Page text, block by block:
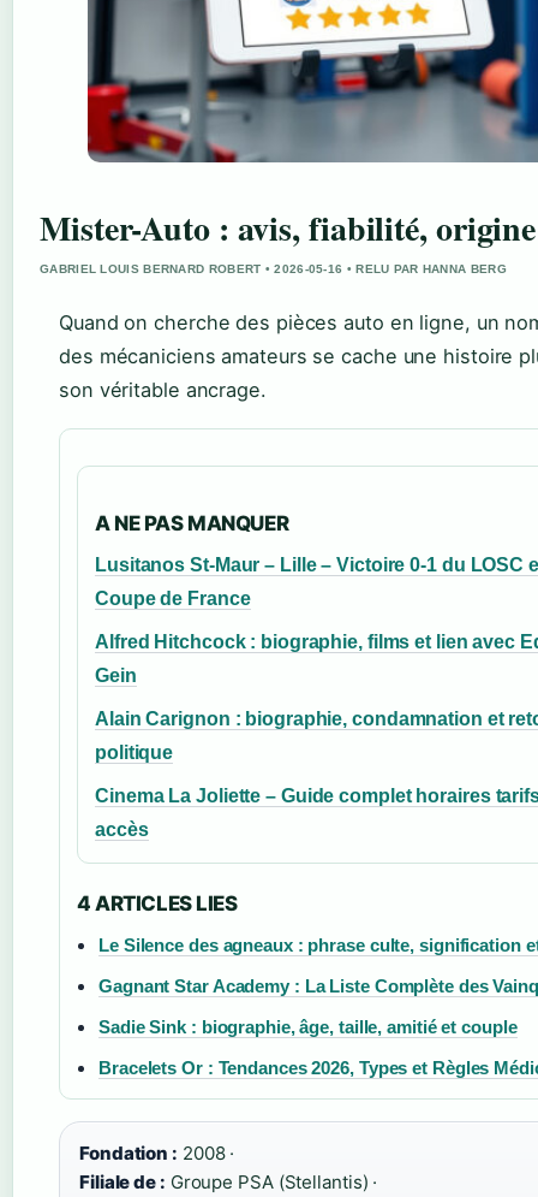
Mister-Auto : avis, fiabilité,
GABRIEL LOUIS BERNARD ROBERT • 2026-05-16 • RELU PAR HANNA BERG
Quand on cherche des pièces auto en ligne, un
des mécaniciens amateurs se cache une histoire
son véritable ancrage.
A NE PAS MANQUER
Lusitanos St-Maur – Lille – Victoire 0-1 du LOSC
Coupe de France
Alfred Hitchcock : biographie, films et lien avec
Gein
Alain Carignon : biographie, condamnation et
politique
Cinema La Joliette – Guide complet horaires
accès
4 ARTICLES LIES
Le Silence des agneaux : phrase culte, signification
Gagnant Star Academy : La Liste Complète des
Sadie Sink : biographie, âge, taille, amitié et couple
Bracelets Or : Tendances 2026, Types et Règles
Fondation : 2008 ·
Filiale de : Groupe PSA (Stellantis) ·